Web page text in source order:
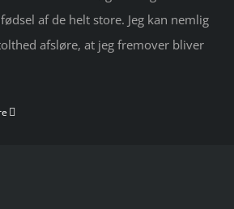
af de helt store. Jeg kan nemlig
afsløre, at jeg fremover bliver